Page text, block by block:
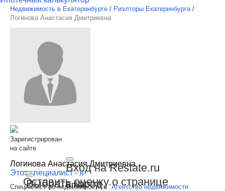
Выбрать город
Вход на Restate.ru
Email
Недвижимость в Екатеринбурге / Риэлторы Екатеринбурга /
Логинова Анастасия Дмитриевна
Зарегистрирован
на сайте
Логинова Анастасия Дмитриевна
Этот специалист - я
Специалист по недвижимости в "Агентство недвижимости
Оставить оценку о странице